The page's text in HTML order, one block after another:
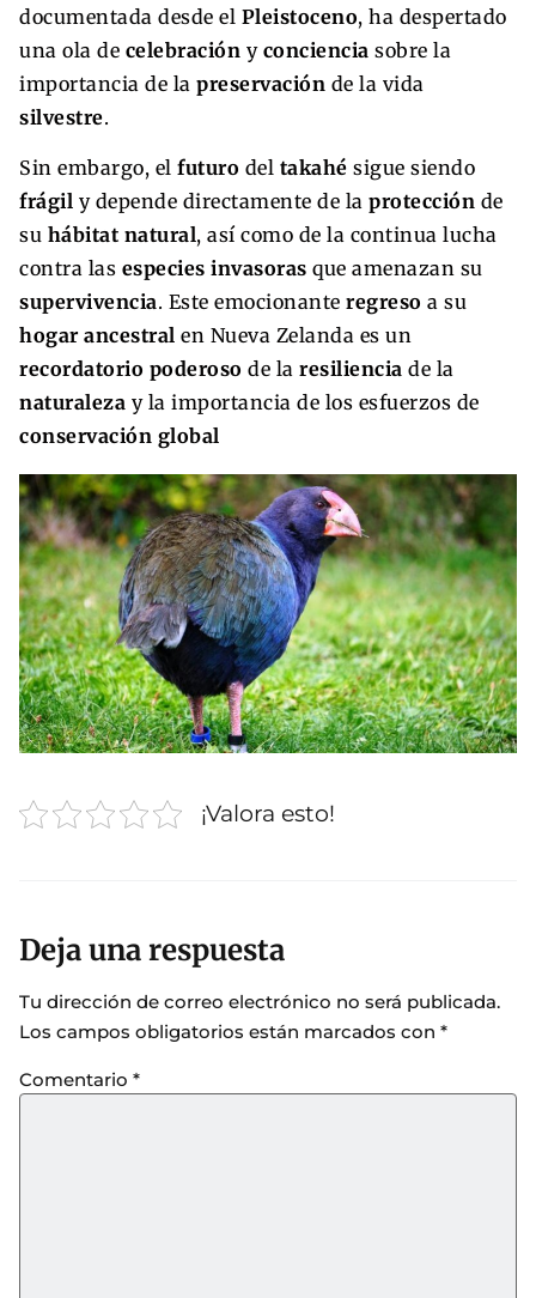
documentada desde el Pleistoceno, ha despertado
una ola de celebración y conciencia sobre la
importancia de la preservación de la vida
silvestre.
Sin embargo, el futuro del takahé sigue siendo
frágil y depende directamente de la protección de
su hábitat natural, así como de la continua lucha
contra las especies invasoras que amenazan su
supervivencia. Este emocionante regreso a su
hogar ancestral en Nueva Zelanda es un
recordatorio poderoso de la resiliencia de la
naturaleza y la importancia de los esfuerzos de
conservación global
¡Valora esto!
Deja una respuesta
Tu dirección de correo electrónico no será publicada.
Los campos obligatorios están marcados con *
Comentario *